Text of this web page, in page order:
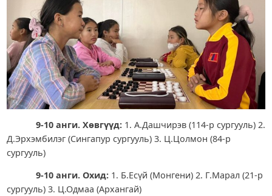
9-10 анги. Хөвгүүд:1. А.Дашчирэв (114-р сургууль) 2.
Д.Эрхэмбилэг (Сингапур сургууль) 3. Ц.Цолмон (84-р
сургууль)
9-10 анги. Охид:1. Б.Есүй (Монгени) 2. Г.Марал (21-р
сургууль) 3. Ц.Одмаа (Архангай)